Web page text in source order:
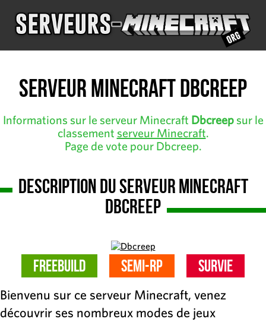
Serveur Minecraft Dbcreep
Informations sur le serveur Minecraft Dbcreepsur le
classement serveur Minecraft.
Page de vote pour Dbcreep.
Description du serveur Minecraft
Dbcreep
FreeBuild Semi-RP Survie
Bienvenu sur ce serveur Minecraft, venez
découvrir ses nombreux modes de jeux